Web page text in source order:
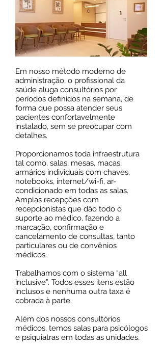
Em nosso método moderno de
administração, o profissional da
saúde aluga consultórios por
períodos definidos na semana, de
forma que possa atender seus
pacientes confortavelmente
instalado, sem se preocupar com
detalhes.
Proporcionamos toda infraestrutura
tal como, salas, mesas, macas,
armários individuais com chaves,
notebooks, internet/wi-fi, ar-
condicionado em todas as salas.
Amplas recepções com
recepcionistas que dão todo o
suporte ao médico, fazendo a
marcação, confirmação e
cancelamento de consultas, tanto
particulares ou de convênios
médicos.
Trabalhamos com o sistema “all
inclusive”. Todos esses itens estão
inclusos e nenhuma outra taxa é
cobrada à parte.
Além dos nossos consultórios
médicos, temos salas para psicólogos
e psiquiatras em todas as unidades.